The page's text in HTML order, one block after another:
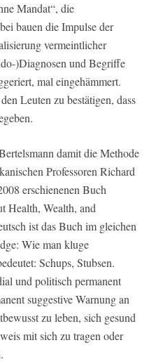
Mandat“, die
bauen die Impulse der
vermeintlicher
)Diagnosen und Begriffe
mal eingehämmert.
Leuten zu bestätigen, dass
damit die Methode
Professoren Richard
erschienenen Buch
Health, Wealth, and
ist das Buch im gleichen
Wie man kluge
Schups, Stubsen.
und politisch permanent
suggestive Warnung an
zu leben, sich gesund
mit sich zu tragen oder